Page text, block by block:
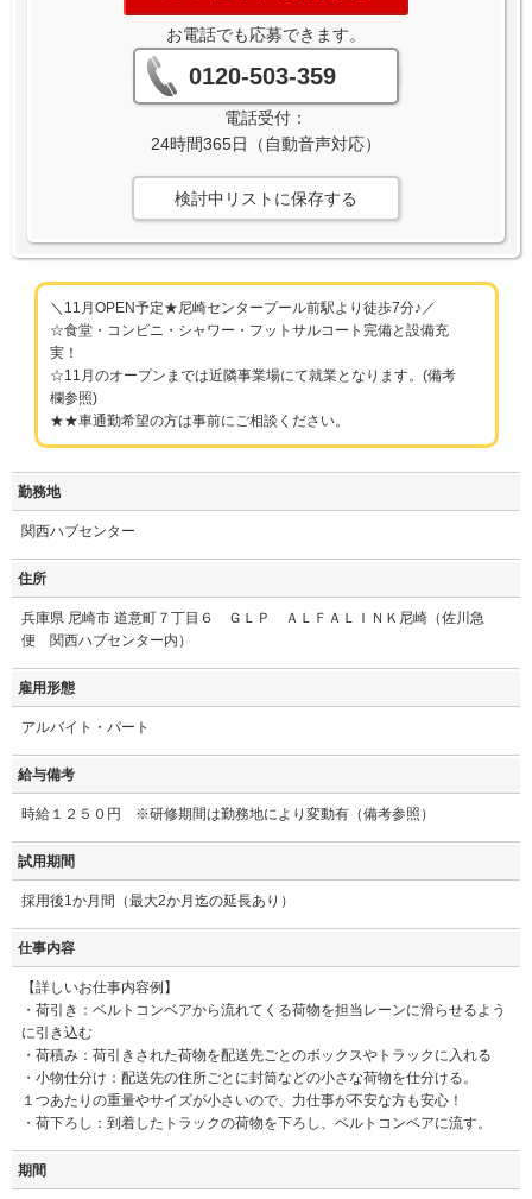
お電話でも応募できます。
0120-503-359
電話受付：
24時間365日（自動音声対応）
検討中リストに保存する
＼11月OPEN予定★尼崎センタープール前駅より徒歩7分♪／
☆食堂・コンビニ・シャワー・フットサルコート完備と設備充
実！
☆11月のオープンまでは近隣事業場にて就業となります。(備考
欄参照)
★★車通勤希望の方は事前にご相談ください。
勤務地
関西ハブセンター
住所
兵庫県 尼崎市 道意町７丁目６ ＧＬＰ ＡＬＦＡＬＩＮＫ尼崎（佐川急
便 関西ハブセンター内）
雇用形態
アルバイト・パート
給与備考
時給１２５０円 ※研修期間は勤務地により変動有（備考参照）
試用期間
採用後1か月間（最大2か月迄の延長あり）
仕事内容
【詳しいお仕事内容例】
・荷引き：ベルトコンベアから流れてくる荷物を担当レーンに滑らせるよう
に引き込む
・荷積み：荷引きされた荷物を配送先ごとのボックスやトラックに入れる
・小物仕分け：配送先の住所ごとに封筒などの小さな荷物を仕分ける。
１つあたりの重量やサイズが小さいので、力仕事が不安な方も安心！
・荷下ろし：到着したトラックの荷物を下ろし、ベルトコンベアに流す。
期間